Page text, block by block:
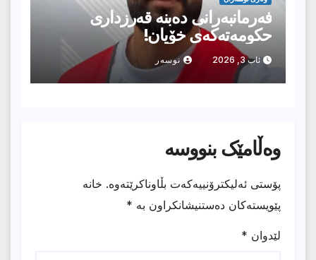
فەرمانبەرانی دەبنە قەرزداری
حکومەتەکەی خۆیان!
ئاب 3, 2026 نوسەر
وەڵامێک بنووسە
پۆستی ئەلیکترۆنییەکەت بڵاوناکرێتەوە. خانە
پێویستەکان دەستنیشانکراون بە *
لێدوان *